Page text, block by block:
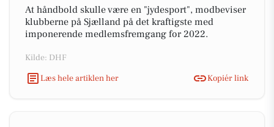
At håndbold skulle være en "jydesport", modbeviser
klubberne på Sjælland på det kraftigste med
imponerende medlemsfremgang for 2022.
Kilde: DHF
Læs hele artiklen her
Kopiér link